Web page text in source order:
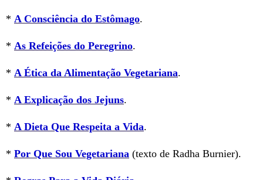
* A Consciência do Estômago.
* As Refeições do Peregrino.
* A Ética da Alimentação Vegetariana.
* A Explicação dos Jejuns.
* A Dieta Que Respeita a Vida.
* Por Que Sou Vegetariana (texto de Radha Burnier).